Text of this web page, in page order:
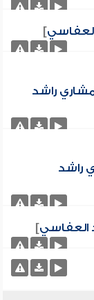
]
راشد
راشد
العفاسي]